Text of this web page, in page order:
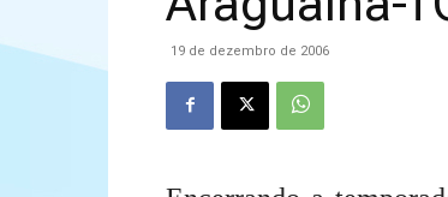
19 de dezembro de 2006